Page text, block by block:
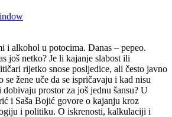
i alkohol u potocima. Danas – pepeo.
još netko? Je li kajanje slabost ili
rijetko snose posljedice, ali često javno
se žene uče da se ispričavaju i kad nisu
prostor za još jednu šansu? U
i Saša Bojić govore o kajanju kroz
i politiku. O iskrenosti, kalkulaciji i